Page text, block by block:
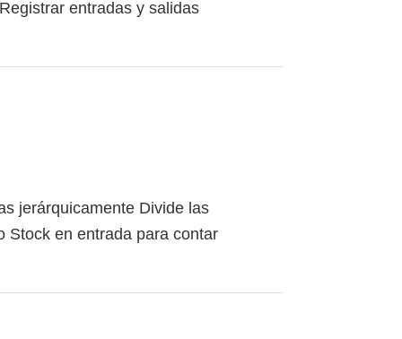
entradas y salidas
jerárquicamente Divide las
Stock en entrada para contar